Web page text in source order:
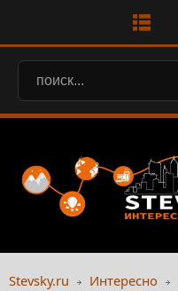
Stevsky.ru Интересно